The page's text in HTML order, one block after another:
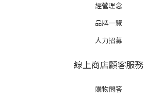
經營理念
品牌一覽
人力招募
線上商店顧客服務
購物問答